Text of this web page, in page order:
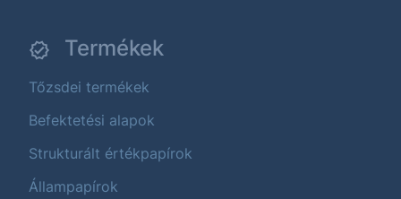
Termékek
Tőzsdei termékek
Befektetési alapok
Strukturált értékpapírok
Állampapírok